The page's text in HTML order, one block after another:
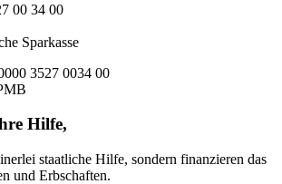
00 34 00
Sparkasse
3527 0034 00
Hilfe,
staatliche Hilfe, sondern finanzieren das
und Erbschaften.